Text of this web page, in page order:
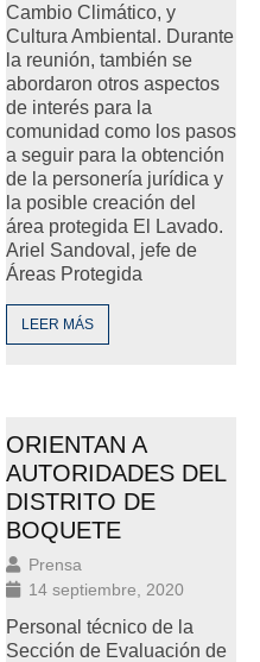
Cambio Climático, y
Cultura Ambiental. Durante
la reunión, también se
abordaron otros aspectos
de interés para la
comunidad como los pasos
a seguir para la obtención
de la personería jurídica y
la posible creación del
área protegida El Lavado.
Ariel Sandoval, jefe de
Áreas Protegida
LEER MÁS
ORIENTAN A
AUTORIDADES DEL
DISTRITO DE
BOQUETE
Prensa
14 septiembre, 2020
Personal técnico de la
Sección de Evaluación de